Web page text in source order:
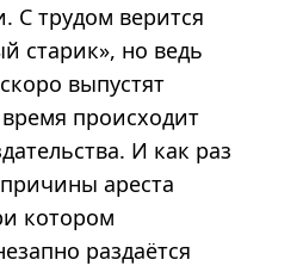
С трудом верится
старик», но ведь
выпустят
происходит
И как раз
ареста
котором
раздаётся